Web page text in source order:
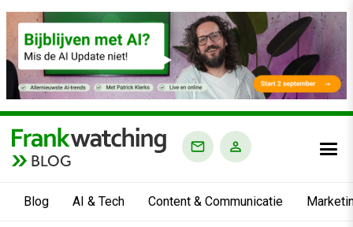
BLOG
Blog AI & Tech Content & Communicatie